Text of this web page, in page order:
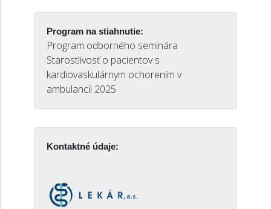
Program na stiahnutie:
Program odborného seminára
Starostlivosť o pacientov s
kardiovaskulárnym ochorením v
ambulancii 2025
Kontaktné údaje: